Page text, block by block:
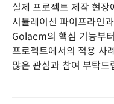
실제 프로젝트 제작 현
시뮬레이션 파이프라인
Golaem의 핵심 기능부
프로젝트에서의 적용 사
많은 관심과 참여 부탁드